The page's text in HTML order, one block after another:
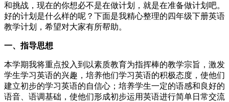
和挑战，现在的你想必不是在做计划，就是在准备做计划吧。
好的计划是什么样的呢？下面是我精心整理的四年级下册英语
教学计划，希望对大家有所帮助。
一、指导思想
本学期我将重点投入到以素质教育为指挥棒的教学宗旨，激发
学生学习英语的兴趣，培养他们学习英语的积极态度，使他们
建立初步的学习英语的自信心；培养学生一定的语感和良好的
语音、语调基础，使他们形成初步运用英语进行简单日常交流